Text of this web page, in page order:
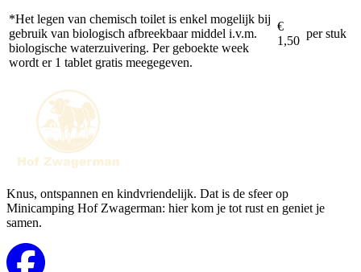
*Het legen van chemisch toilet is enkel mogelijk bij
gebruik van biologisch afbreekbaar middel i.v.m.
biologische waterzuivering. Per geboekte week
wordt er 1 tablet gratis meegegeven.
€
1,50
per stuk
Knus, ontspannen en kindvriendelijk. Dat is de sfeer op
Minicamping Hof Zwagerman: hier kom je tot rust en geniet je
samen.